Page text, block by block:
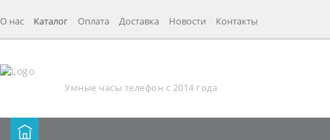
О нас Каталог Оплата Доставка Новости Контакты
Умные часы телефон c 2014 года